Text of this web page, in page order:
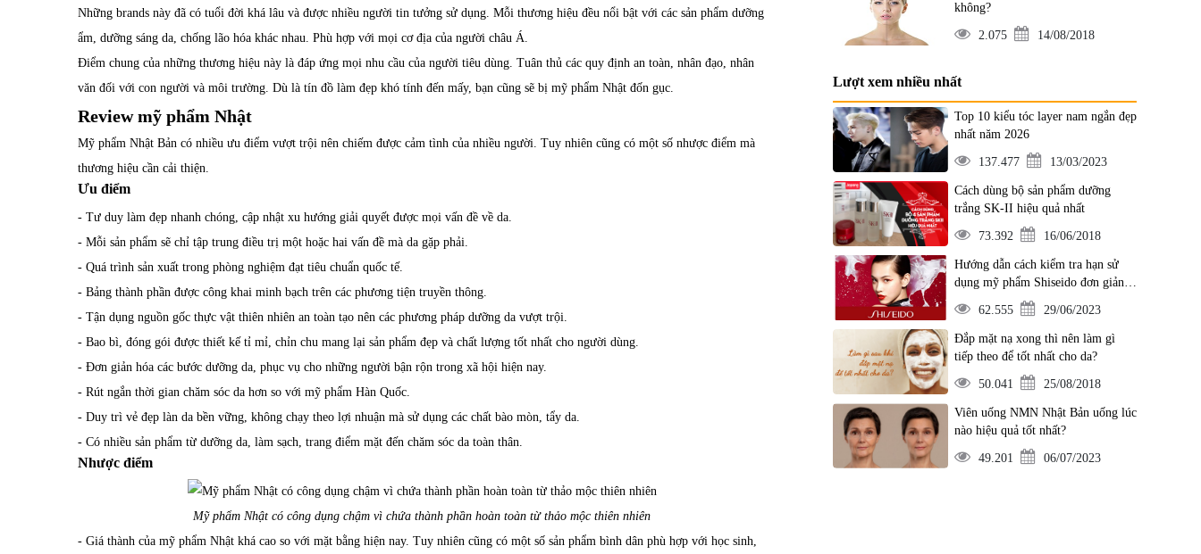
Những brands này đã có tuổi đời khá lâu và được nhiều người tin tưởng sử dụng. Mỗi thương hiệu đều nổi bật với các sản phẩm dưỡng
ẩm, dưỡng sáng da, chống lão hóa khác nhau. Phù hợp với mọi cơ địa của người châu Á.
Điểm chung của những thương hiệu này là đáp ứng mọi nhu cầu của người tiêu dùng. Tuân thủ các quy định an toàn, nhân đạo, nhân
văn đối với con người và môi trường. Dù là tín đồ làm đẹp khó tính đến mấy, bạn cũng sẽ bị mỹ phẩm Nhật đốn gục.
Review mỹ phẩm Nhật
Mỹ phẩm Nhật Bản có nhiều ưu điểm vượt trội nên chiếm được cảm tình của nhiều người. Tuy nhiên cũng có một số nhược điểm mà
thương hiệu cần cải thiện.
Ưu điểm
- Tư duy làm đẹp nhanh chóng, cập nhật xu hướng giải quyết được mọi vấn đề về da.
- Mỗi sản phẩm sẽ chỉ tập trung điều trị một hoặc hai vấn đề mà da gặp phải.
- Quá trình sản xuất trong phòng nghiệm đạt tiêu chuẩn quốc tế.
- Bảng thành phần được công khai minh bạch trên các phương tiện truyền thông.
- Tận dụng nguồn gốc thực vật thiên nhiên an toàn tạo nên các phương pháp dưỡng da vượt trội.
- Bao bì, đóng gói được thiết kế tỉ mỉ, chỉn chu mang lại sản phẩm đẹp và chất lượng tốt nhất cho người dùng.
- Đơn giản hóa các bước dưỡng da, phục vụ cho những người bận rộn trong xã hội hiện nay.
- Rút ngắn thời gian chăm sóc da hơn so với mỹ phẩm Hàn Quốc.
- Duy trì vẻ đẹp làn da bền vững, không chạy theo lợi nhuận mà sử dụng các chất bào mòn, tẩy da.
- Có nhiều sản phẩm từ dưỡng da, làm sạch, trang điểm mặt đến chăm sóc da toàn thân.
Nhược điểm
Mỹ phẩm Nhật có công dụng chậm vì chứa thành phần hoàn toàn từ thảo mộc thiên nhiên
- Giá thành của mỹ phẩm Nhật khá cao so với mặt bằng hiện nay. Tuy nhiên cũng có một số sản phẩm bình dân phù hợp với học sinh,
không?
2.075 14/08/2018
Lượt xem nhiều nhất
Top 10 kiểu tóc layer nam ngắn đẹp
nhất năm 2026
137.477 13/03/2023
Cách dùng bộ sản phẩm dưỡng
trắng SK-II hiệu quả nhất
73.392 16/06/2018
Hướng dẫn cách kiểm tra hạn sử
dụng mỹ phẩm Shiseido đơn giản
nhất
62.555 29/06/2023
Đắp mặt nạ xong thì nên làm gì
tiếp theo để tốt nhất cho da?
50.041 25/08/2018
Viên uống NMN Nhật Bản uống lúc
nào hiệu quả tốt nhất?
49.201 06/07/2023